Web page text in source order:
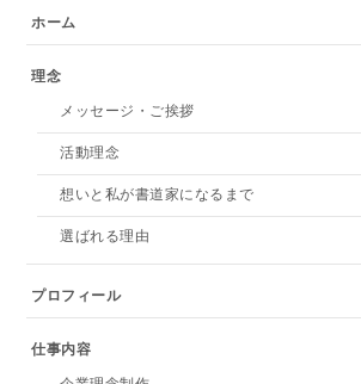
ホーム
理念
メッセージ・ご挨拶
活動理念
想いと私が書道家になるまで
選ばれる理由
プロフィール
仕事内容